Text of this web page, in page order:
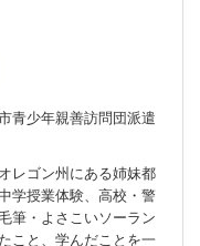
青少年親善訪問団派遣
レゴン州にある姉妹都
学授業体験、高校・警
筆・よさこいソーラン
こと、学んだことを一